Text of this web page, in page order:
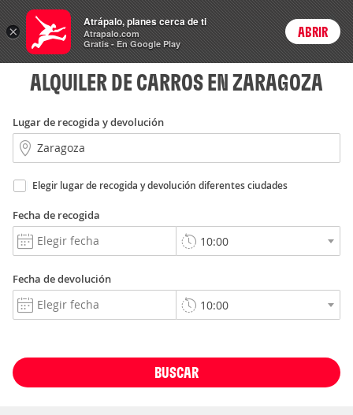
Rent
a Car Login
ALQUILER DE CARROS EN ZARAGOZA
Lugar de recogida y devolución
Elegir lugar de recogida y devolución diferentes ciudades
Fecha de recogida
Fecha de devolución
BUSCAR
×
Atrápalo, planes cerca de ti
Atrapalo.com
Gratis - En Google Play
ABRIR